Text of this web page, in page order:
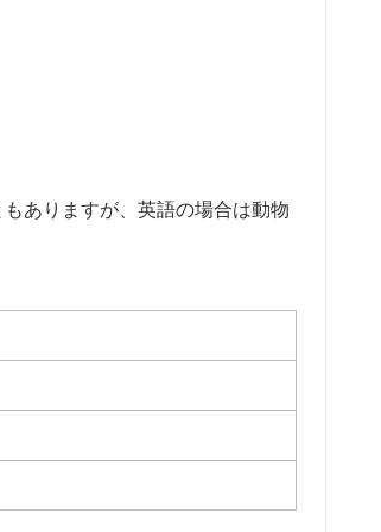
ありますが、英語の場合は動物